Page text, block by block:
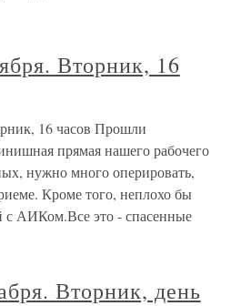
Вторник, 16
16 часов Прошли
прямая нашего рабочего
нужно много оперировать,
Кроме того, неплохо бы
с АИКом.Все это - спасенные
Вторник, день